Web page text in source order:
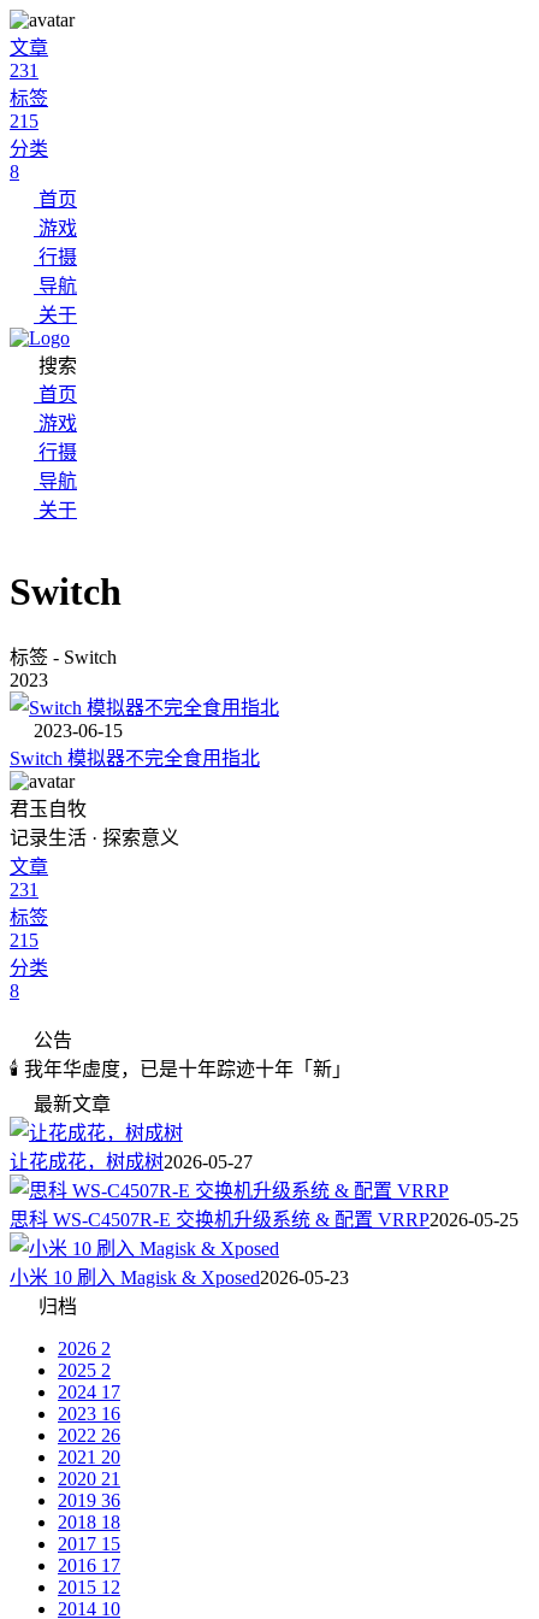
文章
231
标签
215
分类
8
首页
游戏
行摄
导航
关于
搜索
首页
游戏
行摄
导航
关于
Switch
标签 - Switch
2023
2023-06-15
Switch 模拟器不完全食用指北
君玉自牧
记录生活 · 探索意义
文章
231
标签
215
分类
8
公告
🕯️ 我年华虚度，已是十年踪迹十年「新」
最新文章
让花成花，树成树2026-05-27
思科 WS-C4507R-E 交换机升级系统 & 配置 VRRP2026-05-25
小米 10 刷入 Magisk & Xposed2026-05-23
归档
2026 2
2025 2
2024 17
2023 16
2022 26
2021 20
2020 21
2019 36
2018 18
2017 15
2016 17
2015 12
2014 10